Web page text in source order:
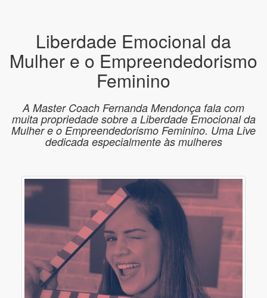
Liberdade Emocional da
Mulher e o Empreendedorismo
Feminino
A Master Coach Fernanda Mendonça fala com
muita propriedade sobre a Liberdade Emocional da
Mulher e o Empreendedorismo Feminino. Uma Live
dedicada especialmente às mulheres